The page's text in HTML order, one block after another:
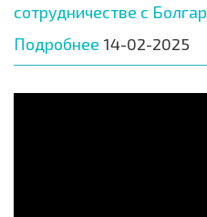
сотрудничестве с
Подробнее 14-02-2025